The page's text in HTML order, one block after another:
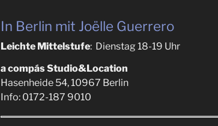
In Berlin mit Joëlle Guerrero
Leichte Mittelstufe: Dienstag 18-19 Uhr
a compás Studio&Location
Hasenheide 54, 10967 Berlin
Info: 0172-187 9010